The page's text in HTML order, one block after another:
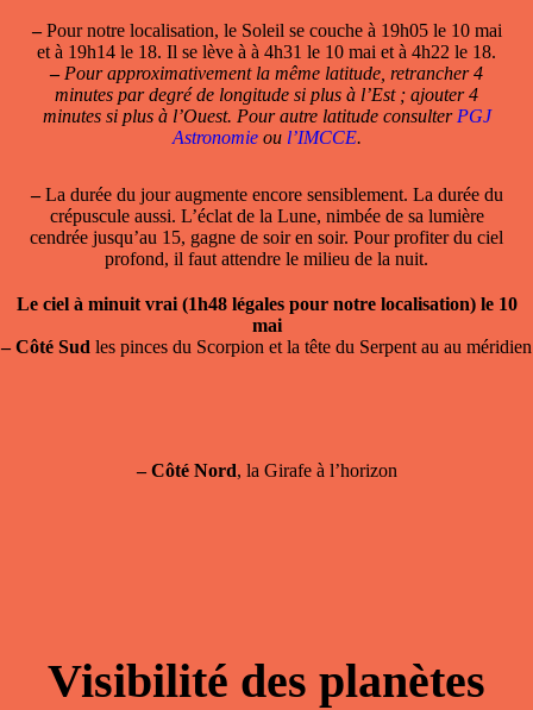
–Pour notre localisation, le Soleil se couche à 19h05 le 10 mai
et à 19h14 le 18. Il se lève à à 4h31 le 10 mai et à 4h22 le 18.
– Pour approximativement la même latitude, retrancher 4
minutes par degré de longitude si plus à l’Est ; ajouter 4
minutes si plus à l’Ouest. Pour autre latitude consulterPGJ
Astronomieou l’IMCCE.
–La durée du jour augmente encore sensiblement. La durée du
crépuscule aussi. L’éclat de la Lune, nimbée de sa lumière
cendrée jusqu’au 15, gagne de soir en soir. Pour profiter du ciel
profond, il faut attendre le milieu de la nuit.
Le ciel à minuit vrai (1h48 légales pour notre localisation) le 10
mai
– Côté Sud les pinces du Scorpion et la tête du Serpent au au méridien
– Côté Nord, la Girafe à l’horizon
Visibilité des planètes